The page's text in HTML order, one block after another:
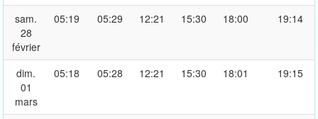
sam.
28
février
05:19 05:29 12:21 15:30 18:00 19:14
dim.
01
mars
05:18 05:28 12:21 15:30 18:01 19:15